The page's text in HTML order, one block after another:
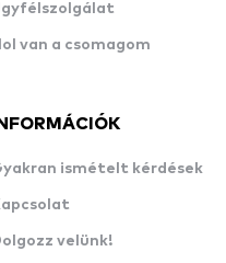
van a csomagom
ismételt kérdések
velünk!